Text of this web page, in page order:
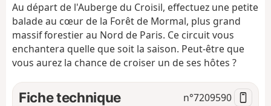
i
n
Au départ de l'Auberge du Croisil, effectuez une petite
balade au cœur de la Forêt de Mormal, plus grand
massif forestier au Nord de Paris. Ce circuit vous
enchantera quelle que soit la saison. Peut-être que
vous aurez la chance de croiser un de ses hôtes ?
Fiche technique n°7209590